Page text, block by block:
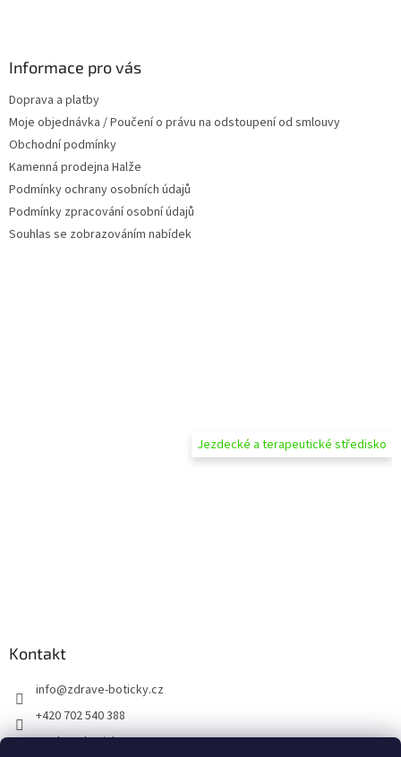
Informace pro vás
Doprava a platby
Moje objednávka / Poučení o právu na odstoupení od smlouvy
Obchodní podmínky
Kamenná prodejna Halže
Podmínky ochrany osobních údajů
Podmínky zpracování osobní údajů
Souhlas se zobrazováním nabídek
Jezdecké a terapeutické středisko
Kontakt
info@zdrave-boticky.cz
+420 702 540 388
@zdraveboticky